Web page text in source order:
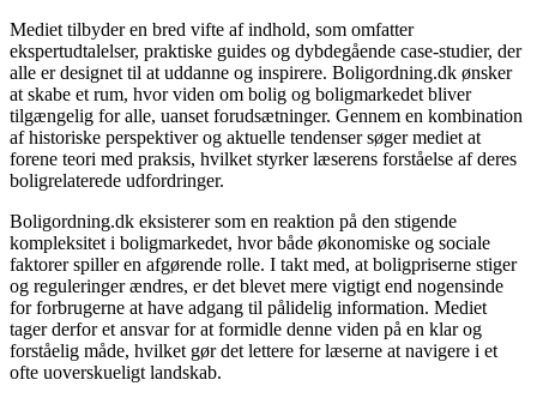
Mediet tilbyder en bred vifte af indhold, som omfatter
ekspertudtalelser, praktiske guides og dybdegående case-studier, der
alle er designet til at uddanne og inspirere. Boligordning.dk ønsker
at skabe et rum, hvor viden om bolig og boligmarkedet bliver
tilgængelig for alle, uanset forudsætninger. Gennem en kombination
af historiske perspektiver og aktuelle tendenser søger mediet at
forene teori med praksis, hvilket styrker læserens forståelse af deres
boligrelaterede udfordringer.
Boligordning.dk eksisterer som en reaktion på den stigende
kompleksitet i boligmarkedet, hvor både økonomiske og sociale
faktorer spiller en afgørende rolle. I takt med, at boligpriserne stiger
og reguleringer ændres, er det blevet mere vigtigt end nogensinde
for forbrugerne at have adgang til pålidelig information. Mediet
tager derfor et ansvar for at formidle denne viden på en klar og
forståelig måde, hvilket gør det lettere for læserne at navigere i et
ofte uoverskueligt landskab.